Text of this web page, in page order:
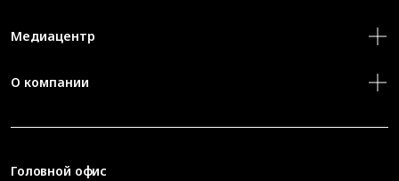
Медиацентр
О компании
Головной офис